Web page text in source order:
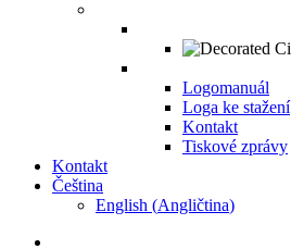
Logomanuál
Loga ke stažení
Kontakt
Tiskové zprávy
Kontakt
Čeština
English (Angličtina)